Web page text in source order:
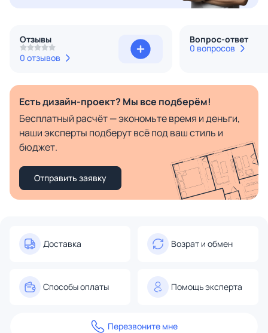
Отзывы
0 отзывов
Вопрос-ответ
0 вопросов
Есть дизайн-проект? Мы все подберём!
Бесплатный расчёт — экономьте время и деньги,
наши эксперты подберут всё под ваш стиль и
бюджет.
Отправить заявку
Доставка Возрат и обмен
Способы оплаты Помощь эксперта
Перезвоните мне